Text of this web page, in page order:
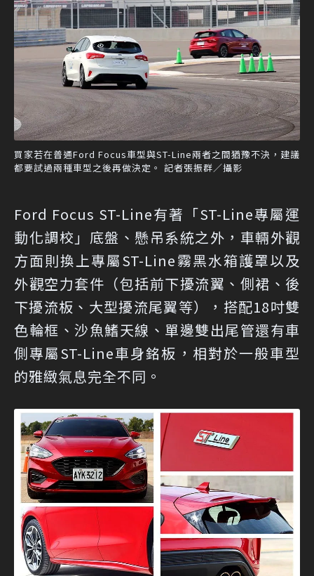
買家若在普通Ford Focus車型與ST-Line兩者之間猶豫不決，建議
都要試過兩種車型之後再做決定。 記者張振群／攝影
Ford Focus ST-Line有著「ST-Line專屬運
動化調校」底盤、懸吊系統之外，車輛外觀
方面則換上專屬ST-Line霧黑水箱護罩以及
外觀空力套件（包括前下擾流翼、側裙、後
下擾流板、大型擾流尾翼等），搭配18吋雙
色輪框、沙魚鰭天線、單邊雙出尾管還有車
側專屬ST-Line車身銘板，相對於一般車型
的雅緻氣息完全不同。